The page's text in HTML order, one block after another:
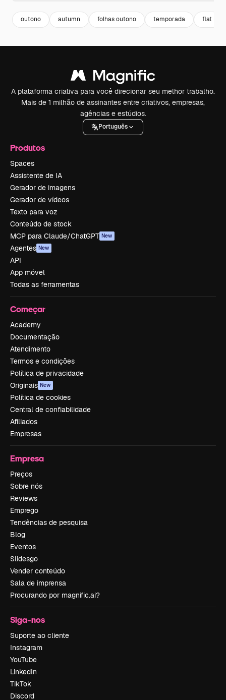
outono autumn folhas outono temporada flat
A plataforma criativa para você direcionar seu melhor trabalho.
Mais de 1 milhão de assinantes entre criativos, empresas,
agências e estúdios.
Português
Produtos
Spaces
Assistente de IA
Gerador de imagens
Gerador de vídeos
Texto para voz
Conteúdo de stock
MCP para Claude/ChatGPT New
Agentes New
API
App móvel
Todas as ferramentas
Começar
Academy
Documentação
Atendimento
Termos e condições
Política de privacidade
Originais New
Política de cookies
Central de confiabilidade
Afiliados
Empresas
Empresa
Preços
Sobre nós
Reviews
Emprego
Tendências de pesquisa
Blog
Eventos
Slidesgo
Vender conteúdo
Sala de imprensa
Procurando por magnific.ai?
Siga-nos
Suporte ao cliente
Instagram
YouTube
LinkedIn
TikTok
Discord